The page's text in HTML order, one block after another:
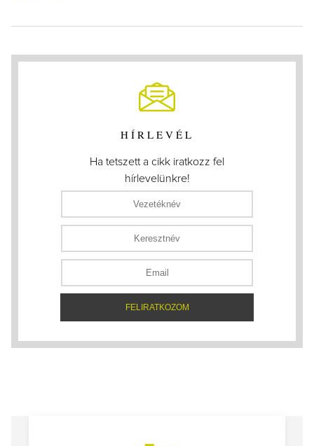
HÍRLEVÉL
Ha tetszett a cikk iratkozz fel
hírlevelünkre!